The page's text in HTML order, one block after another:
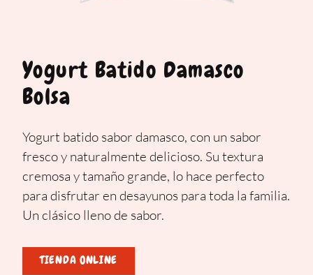
Yogurt Batido Damasco
Bolsa
Yogurt batido sabor damasco, con un sabor
fresco y naturalmente delicioso. Su textura
cremosa y tamaño grande, lo hace perfecto
para disfrutar en desayunos para toda la familia.
Un clásico lleno de sabor.
TIENDA ONLINE